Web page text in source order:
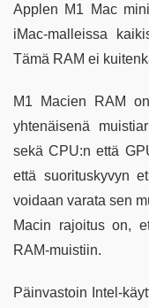
Applen M1 Mac
iMac-malleissa
Tämä RAM ei
M1 Macien RAM
yhtenäisenä
sekä CPU:n että
että suorituskyvyn
voidaan varata sen
Macin rajoitus on,
RAM-muistiin.
Päinvastoin Intel-